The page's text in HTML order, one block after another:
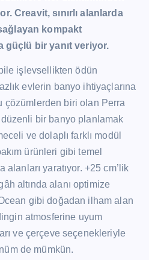
Creavit, sınırlı alanlarda
kompakt
güçlü bir yanıt veriyor.
işlevsellikten ödün
evlerin banyo ihtiyaçlarına
çözümlerden biri olan Perra
bir banyo planlamak
ve dolaplı farklı modül
ürünleri gibi temel
yaratıyor. +25 cm’lik
altında alanı optimize
gibi doğadan ilham alan
atmosferine uyum
ve çerçeve seçenekleriyle
de mümkün.